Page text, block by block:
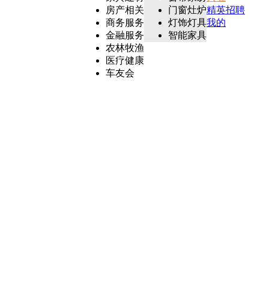
房产相关
商务服务
金融服务
农林牧渔
医疗健康
车友会
门窗灶炉
灯饰灯具
智能家具
精英招聘
我的